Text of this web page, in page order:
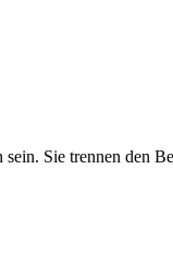
Sie trennen den